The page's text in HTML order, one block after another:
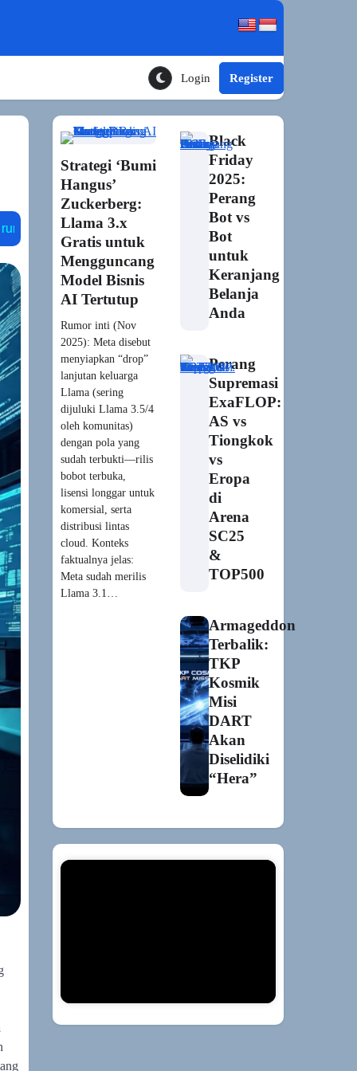
Toggle Theme Mode
Login Register
npc generatif ubisoft neo npc
Strategi ‘Bumi
Hangus’
Zuckerberg:
Llama 3.x
Gratis untuk
Mengguncang
Model Bisnis
AI Tertutup
Rumor inti (Nov
2025): Meta disebut
menyiapkan “drop”
lanjutan keluarga
Llama (sering
dijuluki Llama 3.5/4
oleh komunitas)
dengan pola yang
sudah terbukti—rilis
bobot terbuka,
lisensi longgar untuk
komersial, serta
distribusi lintas
cloud. Konteks
faktualnya jelas:
Meta sudah merilis
Llama 3.1…
Black
Friday
2025:
Perang
Bot vs
Bot
untuk
Keranjang
Belanja
Anda
Perang
Supremasi
ExaFLOP:
AS vs
Tiongkok
vs
Eropa
di
Arena
SC25
&
TOP500
Armageddon
Terbalik:
TKP
Kosmik
Misi
DART
Akan
Diselidiki
“Hera”